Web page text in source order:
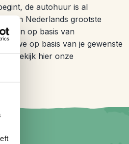
de autohuur is al
van Nederlands grootste
op basis van
we op basis van je gewenste
Bekijk hier onze